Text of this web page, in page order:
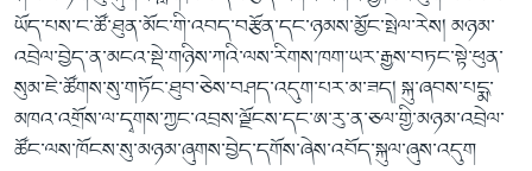
ཡོད་པས་ང་ཚོ་ཐུན་མོང་གི་འབད་བརྩོན་དང་ཉམས་མྱོང་སྤེལ་རེས། མཉམ་
འབྲེལ་བྱེད་ན་མངའ་སྡེ་གཉིས་ཀའི་ལས་རིགས་ཁག་ཡར་རྒྱས་བཏང་སྟེ་ཕུན་
སུམ་ཇེ་ཚོགས་སུ་གཏོང་ཐུབ་ཅེས་བཤད་འདུག་པར་མ་ཟད། སྐུ་ཞབས་པདྨ་
མཁའ་འགྲོས་ལ་དྭགས་ཀྱང་འབྲས་ལྗོངས་དང་ཨ་རུ་ན་ཅལ་གྱི་མཉམ་འབྲེལ་
ཚོང་ལས་ཁོངས་སུ་མཉམ་ཞུགས་བྱེད་དགོས་ཞེས་འབོད་སྐུལ་ཞུས་འདུག